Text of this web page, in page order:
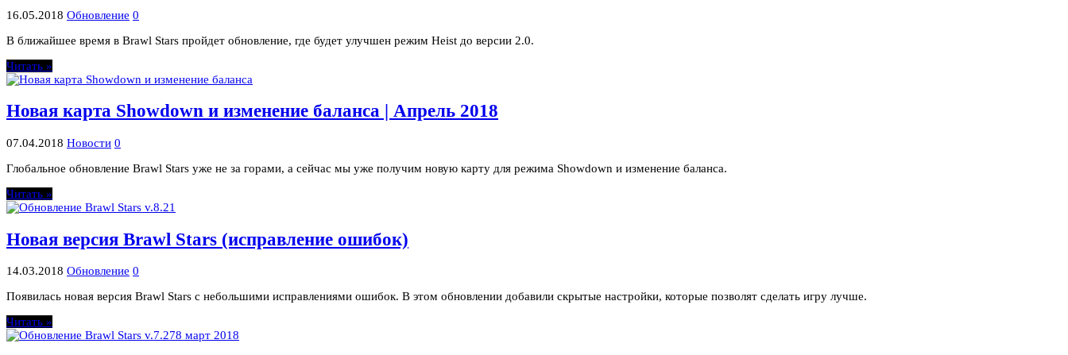
16.05.2018 Обновление 0
В ближайшее время в Brawl Stars пройдет обновление, где будет улучшен режим Heist до версии 2.0.
Читать »
Новая карта Showdown и изменение баланса | Апрель 2018
07.04.2018 Новости 0
Глобальное обновление Brawl Stars уже не за горами, а сейчас мы уже получим новую карту для режима Showdown и изменение баланса.
Читать »
Новая версия Brawl Stars (исправление ошибок)
14.03.2018 Обновление 0
Появилась новая версия Brawl Stars с небольшими исправлениями ошибок. В этом обновлении добавили скрытые настройки, которые позволят сделать игру лучше.
Читать »